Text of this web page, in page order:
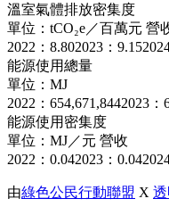
溫室氣體排放密集度
單位：tCO₂e／百萬元 營
2022：8.802023：9.15
能源使用總量
單位：MJ
2022：654,671,8442023：
能源使用密集度
單位：MJ／元 營收
2022：0.042023：0.04
由綠色公民行動聯盟 X